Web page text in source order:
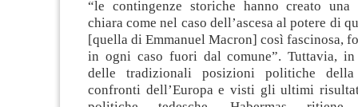
“le contingenze storiche hanno creato una
chiara come nel caso dell’ascesa al potere di
[quella di Emmanuel Macron] così fascinosa,
in ogni caso fuori dal comune”. Tuttavia, in
delle tradizionali posizioni politiche della
confronti dell’Europa e visti gli ultimi